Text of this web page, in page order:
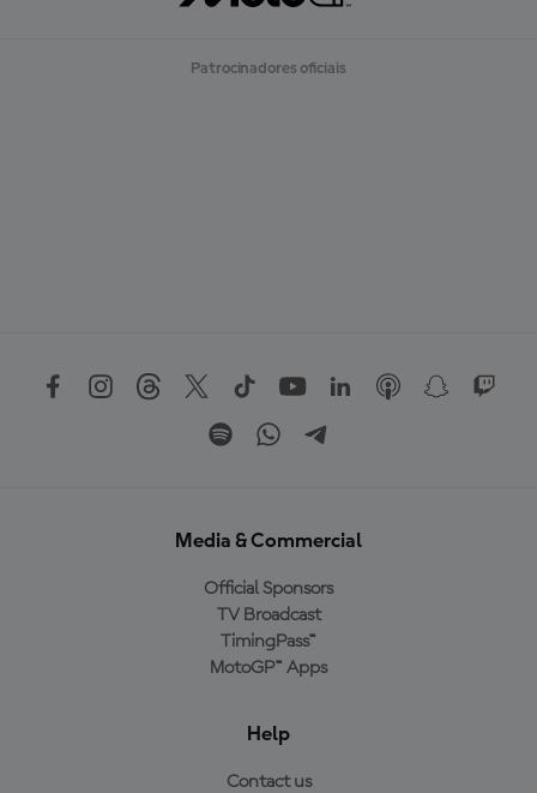
Patrocinadores oficiais
Media & Commercial
Official Sponsors
TV Broadcast
TimingPass™
MotoGP™ Apps
Help
Contact us